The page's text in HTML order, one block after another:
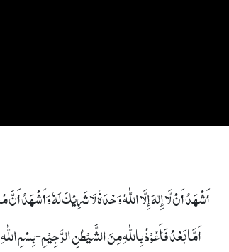
أَشْھَدُ أَنْ لَّا إِلٰہَ إِلَّا اللّٰہُ وَحْدَہٗ لَا شَرِیْکَ لَہٗ وَأَشْھَدُ
أَمَّا بَعْدُ فَأَعُوْذُ بِاللّٰہِ مِنَ الشَّیْطٰنِ الرَّجِیْمِ-بِسۡمِ اللّٰہِ